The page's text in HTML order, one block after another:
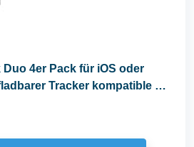
Duo 4er Pack für iOS oder
Tracker kompatible mit